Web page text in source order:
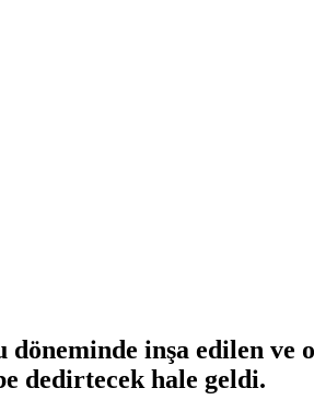
inşa edilen
dedirtecek hale geldi.